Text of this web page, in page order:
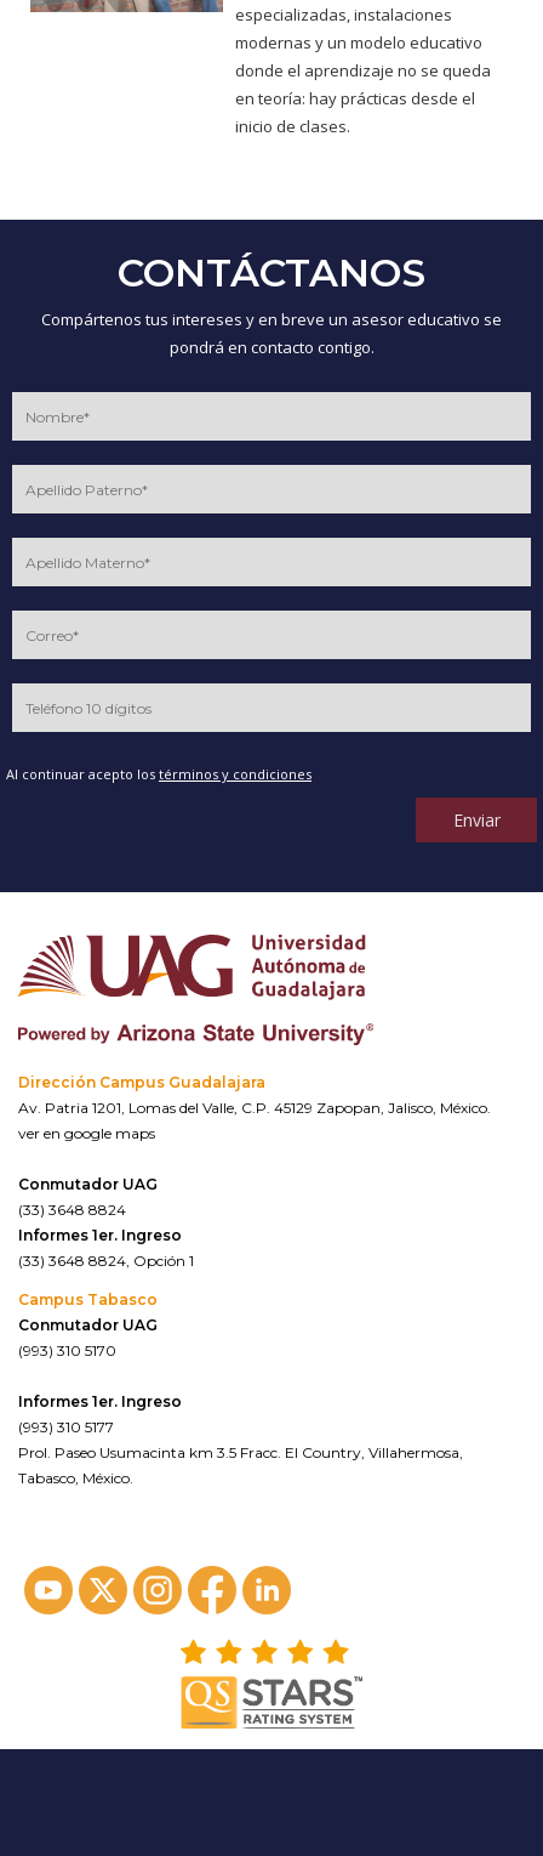
especializadas, instalaciones
modernas y un modelo educativo
donde el aprendizaje no se queda
en teoría: hay prácticas desde el
inicio de clases.
CONTÁCTANOS
Compártenos tus intereses y en breve un asesor educativo se
pondrá en contacto contigo.
Al continuar acepto los términos y condiciones
Enviar
Dirección Campus Guadalajara
Av. Patria 1201, Lomas del Valle, C.P. 45129 Zapopan, Jalisco, México.
ver en google maps
Conmutador UAG
(33) 3648 8824
Informes 1er. Ingreso
(33) 3648 8824, Opción 1
Campus Tabasco
Conmutador UAG
(993) 310 5170
Informes 1er. Ingreso
(993) 310 5177
Prol. Paseo Usumacinta km 3.5 Fracc. El Country, Villahermosa,
Tabasco, México.